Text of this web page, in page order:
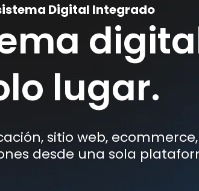
Digital Integrado
lugar.
sitio web,
desde una sola